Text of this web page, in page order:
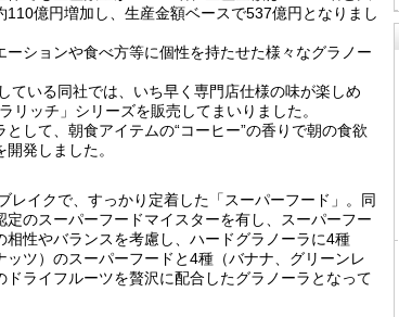
億円増加し、生産金額ベースで537億円となりまし
ションや食べ方等に個性を持たせた様々なグラノー
ている同社では、いち早く専門店仕様の味が楽しめ
リッチ」シリーズを販売してまいりました。
して、朝食アイテムの“コーヒー”の香りで朝の食欲
発しました。
レイクで、すっかり定着した「スーパーフード」。同
のスーパーフードマイスターを有し、スーパーフー
相性やバランスを考慮し、ハードグラノーラに4種
ッツ）のスーパーフードと4種（バナナ、グリーンレ
ライフルーツを贅沢に配合したグラノーラとなって